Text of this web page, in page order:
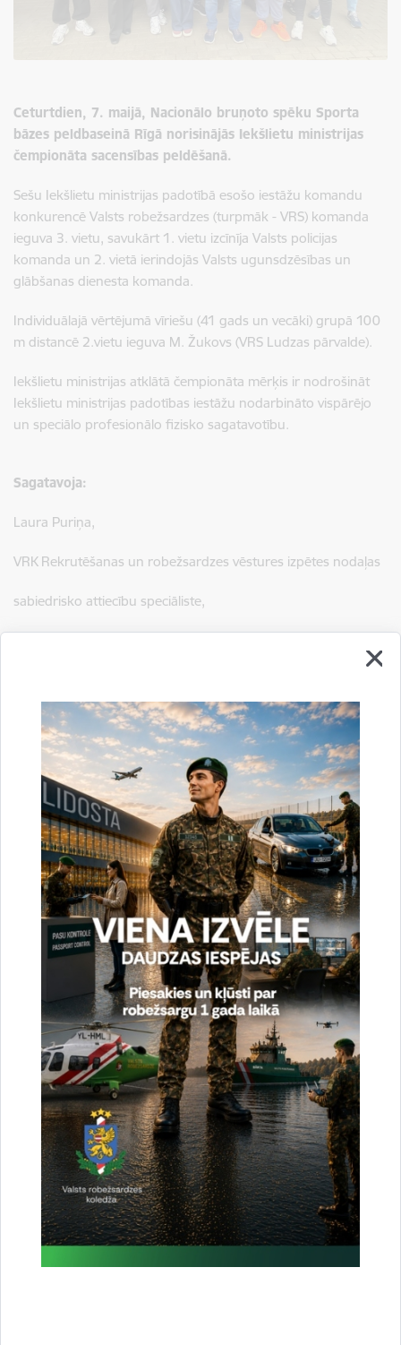
Ceturtdien, 7. maijā, Nacionālo bruņoto spēku Sporta
bāzes peldbaseinā Rīgā norisinājās Iekšlietu ministrijas
čempionāta sacensības peldēšanā.
Sešu Iekšlietu ministrijas padotībā esošo iestāžu komandu
konkurencē Valsts robežsardzes (turpmāk - VRS) komanda
ieguva 3. vietu, savukārt 1. vietu izcīnīja Valsts policijas
komanda un 2. vietā ierindojās Valsts ugunsdzēsības un
glābšanas dienesta komanda.
Individuālajā vērtējumā vīriešu (41 gads un vecāki) grupā 100
m distancē 2.vietu ieguva M. Žukovs (VRS Ludzas pārvalde).
Iekšlietu ministrijas atklātā čempionāta mērķis ir nodrošināt
Iekšlietu ministrijas padotības iestāžu nodarbināto vispārējo
un speciālo profesionālo fizisko sagatavotību.
Sagatavoja:
Laura Puriņa,
VRK Rekrutēšanas un robežsardzes vēstures izpētes nodaļas
sabiedrisko attiecību speciāliste,
Saistītas tēmas
Aktualitātes: Sports
Drukāt lapu
Dalīties
Vai šī informācija bija noderīga?
Sniegt atsauksmi